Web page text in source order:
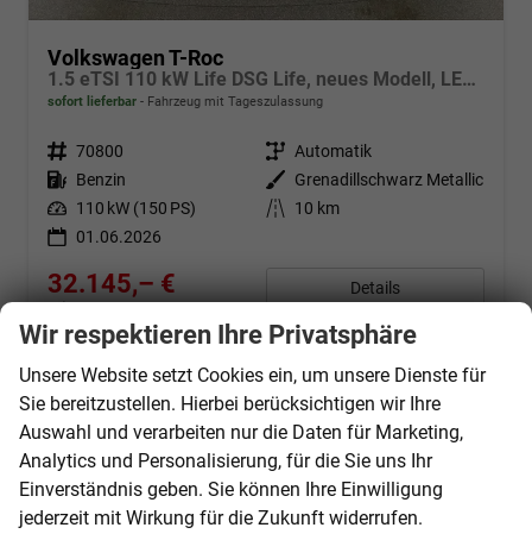
Volkswagen T-Roc
1.5 eTSI 110 kW Life DSG Life, neues Modell, LED, Kamera, Side, Winter, 17-Zoll
sofort lieferbar Fahrzeug mit Tageszulassung
Fahrzeugnr. 70800 Getriebe Automatik
Kraftstoff Benzin Außenfarbe
Grenadillschwarz Metallic
Leistung 110 kW (150 PS) Kilometerstand
10 km
01.06.2026
32.145,– €
incl. 19% MwSt.
Details
Verbrauch kombiniert:5,60 l/100km
CO2 -Emissionen: 128,00 g/km
Wir respektieren Ihre Privatsphäre
Unsere Website setzt Cookies ein, um unsere Dienste für
Sie bereitzustellen. Hierbei berücksichtigen wir Ihre
Auswahl und verarbeiten nur die Daten für Marketing,
Analytics und Personalisierung, für die Sie uns Ihr
Einverständnis geben. Sie können Ihre Einwilligung
jederzeit mit Wirkung für die Zukunft widerrufen.